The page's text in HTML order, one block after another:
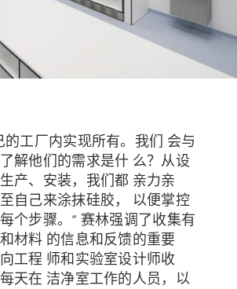
的工厂内实现所有。我们 会与
解他们的需求是什 么？从设
产、安装，我们都 亲力亲
自己来涂抹硅胶， 以便掌控
个步骤。” 赛林强调了收集有
材料 的信息和反馈的重要
工程 师和实验室设计师收
天在 洁净室工作的人员，以